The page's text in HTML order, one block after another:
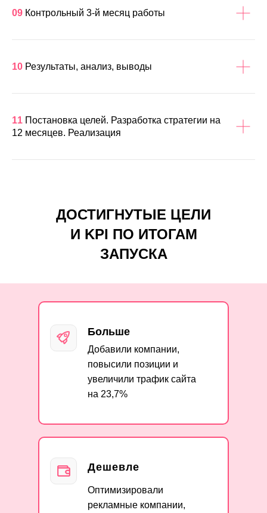
09 Контрольный 3-й месяц работы
10 Результаты, анализ, выводы
11 Постановка целей. Разработка стратегии на
12 месяцев. Реализация
ДОСТИГНУТЫЕ ЦЕЛИ
И KPI ПО ИТОГАМ
ЗАПУСКА
Больше
Добавили компании,
повысили позиции и
увеличили трафик сайта
на 23,7%
Дешевле
Оптимизировали
рекламные компании,